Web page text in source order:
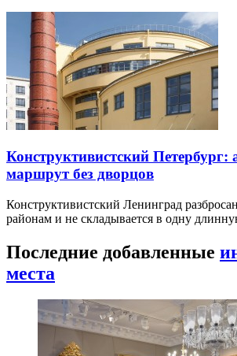
Конструктивистский Петербург:
маршрут без дворцов
Конструктивистский Ленинград
районам и не складывается в одну
Последние добавленные
места